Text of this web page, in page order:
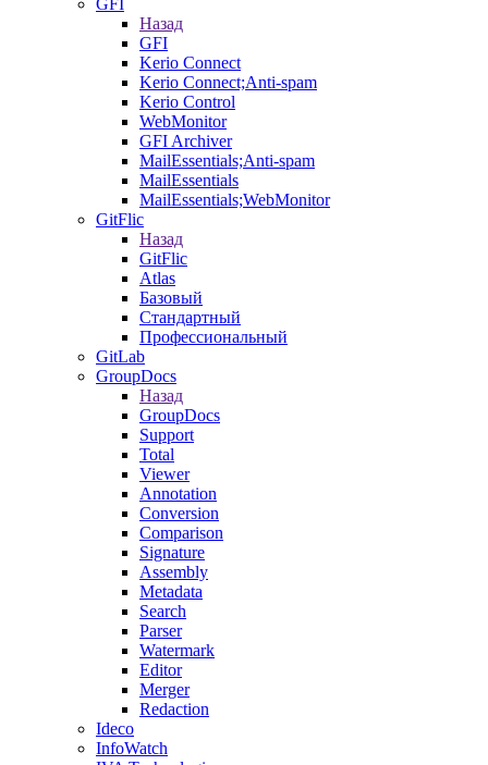
GFI
Назад
GFI
Kerio Connect
Kerio Connect;Anti-spam
Kerio Control
WebMonitor
GFI Archiver
MailEssentials;Anti-spam
MailEssentials
MailEssentials;WebMonitor
GitFlic
Назад
GitFlic
Atlas
Базовый
Стандартный
Профессиональный
GitLab
GroupDocs
Назад
GroupDocs
Support
Total
Viewer
Annotation
Conversion
Comparison
Signature
Assembly
Metadata
Search
Parser
Watermark
Editor
Merger
Redaction
Ideco
InfoWatch